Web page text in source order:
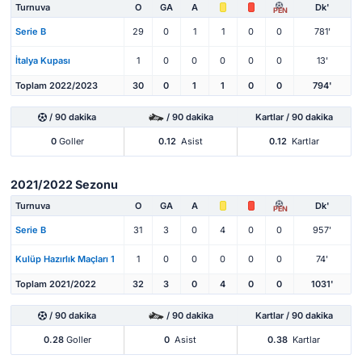
Turnuva O GA A PEN Dk'
Serie B 29 0 1 1 0 0 781'
İtalya Kupası 1 0 0 0 0 0 13'
Toplam 2022/2023 30 0 1 1 0 0 794'
/ 90 dakika / 90 dakika Kartlar / 90 dakika
0Goller 0.12 Asist 0.12 Kartlar
2021/2022 Sezonu
Turnuva O GA A PEN Dk'
Serie B 31 3 0 4 0 0 957'
Kulüp Hazırlık Maçları 1 1 0 0 0 0 0 74'
Toplam 2021/2022 32 3 0 4 0 0 1031'
/ 90 dakika / 90 dakika Kartlar / 90 dakika
0.28Goller 0 Asist 0.38 Kartlar